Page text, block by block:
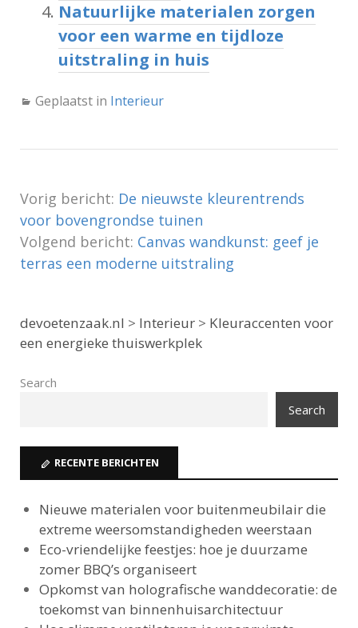
Natuurlijke materialen zorgen
voor een warme en tijdloze
uitstraling in huis
Geplaatst in Interieur
Vorig bericht: De nieuwste kleurentrends
voor bovengrondse tuinen
Volgend bericht: Canvas wandkunst: geef je
terras een moderne uitstraling
devoetenzaak.nl > Interieur > Kleuraccenten voor
een energieke thuiswerkplek
Search
Search
RECENTE BERICHTEN
Nieuwe materialen voor buitenmeubilair die
extreme weersomstandigheden weerstaan
Eco-vriendelijke feestjes: hoe je duurzame
zomer BBQ’s organiseert
Opkomst van holografische wanddecoratie: de
toekomst van binnenhuisarchitectuur